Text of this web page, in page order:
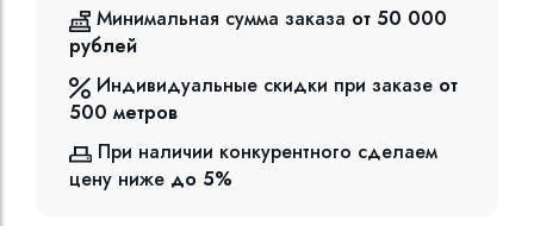
Минимальная сумма заказа от 50 000
рублей
Индивидуальные скидки при заказе от
500 метров
При наличии конкурентного сделаем
цену ниже до 5%